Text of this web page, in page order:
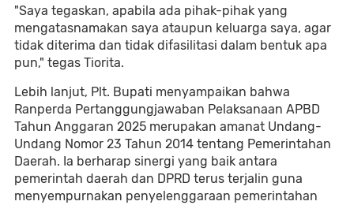
"Saya tegaskan, apabila ada pihak-pihak yang
mengatasnamakan saya ataupun keluarga saya, agar
tidak diterima dan tidak difasilitasi dalam bentuk apa
pun," tegas Tiorita.
Lebih lanjut, Plt. Bupati menyampaikan bahwa
Ranperda Pertanggungjawaban Pelaksanaan APBD
Tahun Anggaran 2025 merupakan amanat Undang-
Undang Nomor 23 Tahun 2014 tentang Pemerintahan
Daerah. Ia berharap sinergi yang baik antara
pemerintah daerah dan DPRD terus terjalin guna
menyempurnakan penyelenggaraan pemerintahan